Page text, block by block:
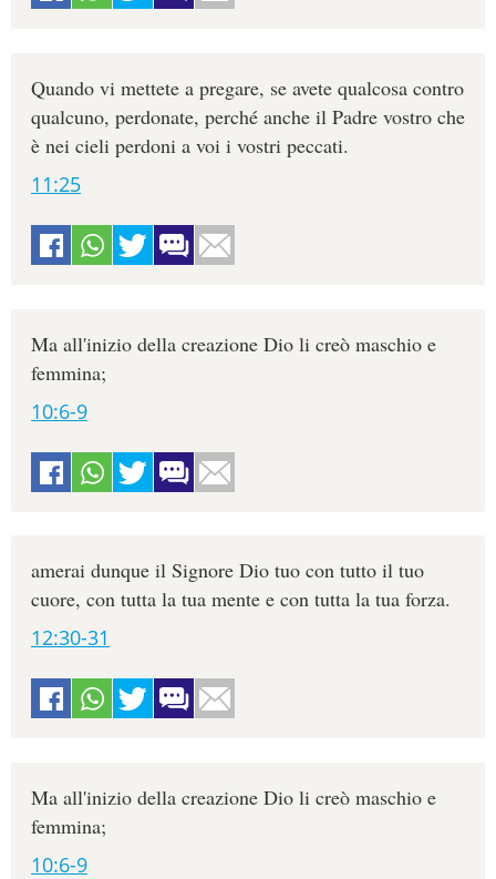
Quando vi mettete a pregare, se avete qualcosa contro
qualcuno, perdonate, perché anche il Padre vostro che
è nei cieli perdoni a voi i vostri peccati.
11:25
Ma all'inizio della creazione Dio li creò maschio e
femmina;
10:6-9
amerai dunque il Signore Dio tuo con tutto il tuo
cuore, con tutta la tua mente e con tutta la tua forza.
12:30-31
Ma all'inizio della creazione Dio li creò maschio e
femmina;
10:6-9